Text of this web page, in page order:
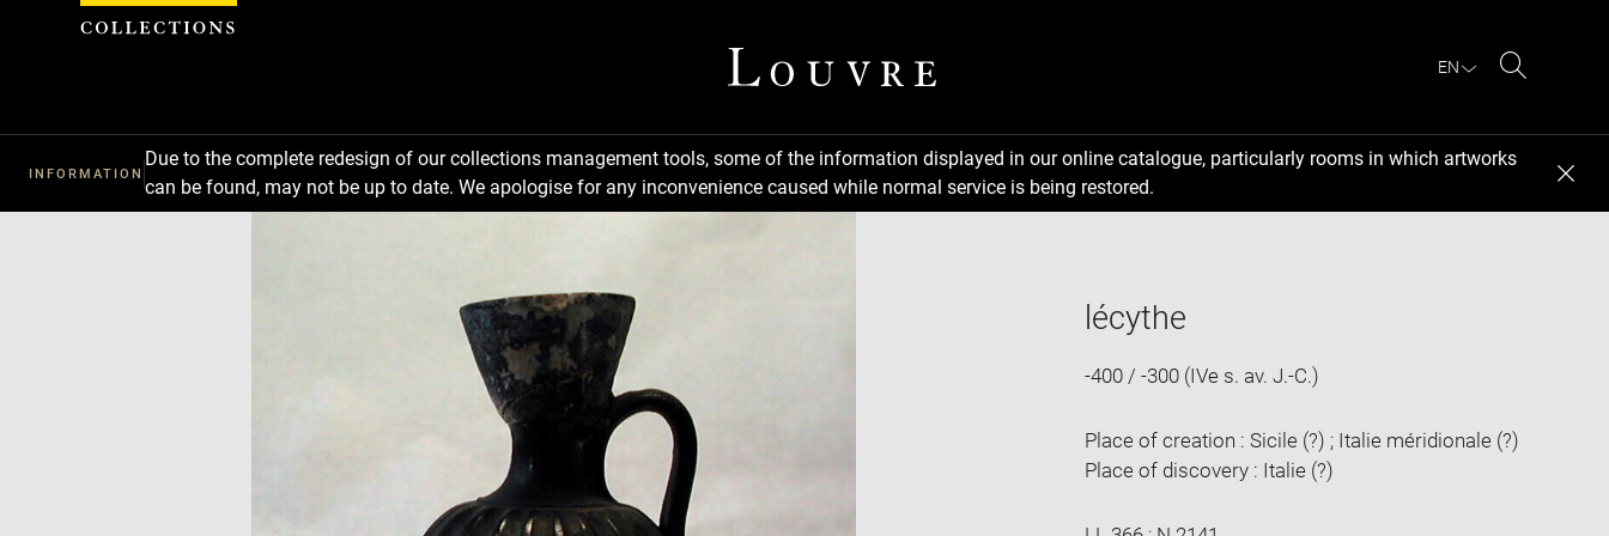
EN
INFORMATION
Due to the complete redesign of our collections management tools, some of the information displayed in our online catalogue, particularly rooms in which artworks
can be found, may not be up to date. We apologise for any inconvenience caused while normal service is being restored.
lécythe
-400 / -300 (IVe s. av. J.-C.)
Place of creation : Sicile (?) ; Italie méridionale (?)
Place of discovery : Italie (?)
Cookies management panel